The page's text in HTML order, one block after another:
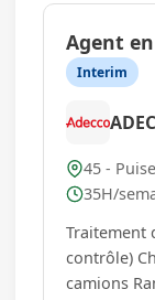
Agent
Interim
45 -
35H/
Traitement
contrôle)
camions